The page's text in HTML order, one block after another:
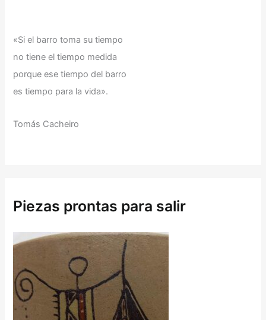
«Si el barro toma su tiempo
no tiene el tiempo medida
porque ese tiempo del barro
es tiempo para la vida».
Tomás Cacheiro
Piezas prontas para salir